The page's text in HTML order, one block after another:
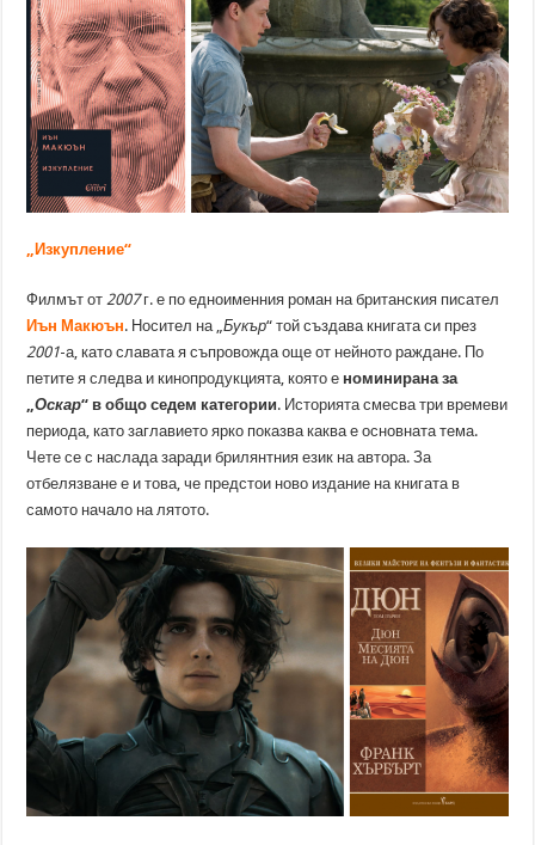
„Изкупление“
Филмът от2007г. е по едноименния роман на британския писател
Иън Макюън. Носител на „Букър“ той създава книгата си през
2001-а, като славата я съпровожда още от нейното раждане. По
петите я следва и кинопродукцията, която е номинирана за
„Оскар“ в общо седем категории. Историята смесва три времеви
периода, като заглавието ярко показва каква е основната тема.
Чете се с наслада заради брилянтния език на автора. За
отбелязване е и това, че предстои ново издание на книгата в
самото начало на лятото.